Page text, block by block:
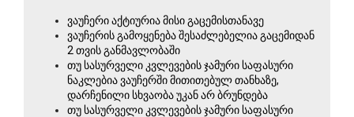
ვაუჩერი აქტიურია მისი გაცემისთანავე
ვაუჩერის გამოყენება შესაძლებელია გაცემიდან
2 თვის განმავლობაში
თუ სასურველი კვლევების ჯამური საფასური
ნაკლებია ვაუჩერში მითითებულ თანხაზე,
დარჩენილი სხვაობა უკან არ ბრუნდება
თუ სასურველი კვლევების ჯამური საფასური